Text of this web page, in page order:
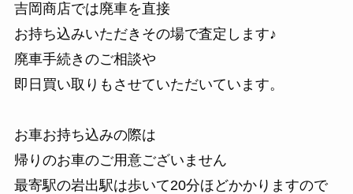
吉岡商店では廃車を直接
お持ち込みいただきその場で査定します♪
廃車手続きのご相談や
即日買い取りもさせていただいています。
お車お持ち込みの際は
帰りのお車のご用意ございません
最寄駅の岩出駅は歩いて20分ほどかかりますので